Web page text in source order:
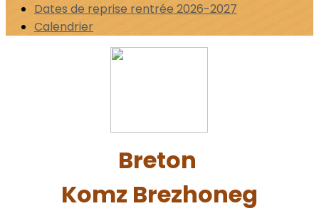
Dates de reprise rentrée 2026-2027
Calendrier
Breton
Komz Brezhoneg